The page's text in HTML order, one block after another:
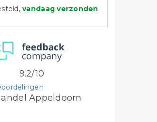
vandaag verzonden
Appeldoorn
9.2/10